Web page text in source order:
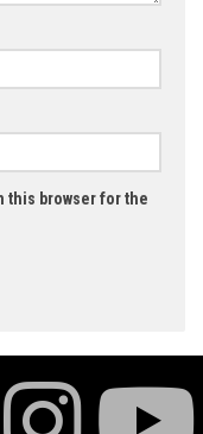
this browser for the